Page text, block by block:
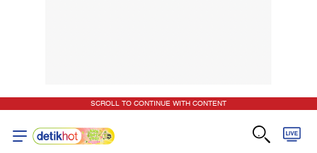
SCROLL TO CONTINUE WITH CONTENT